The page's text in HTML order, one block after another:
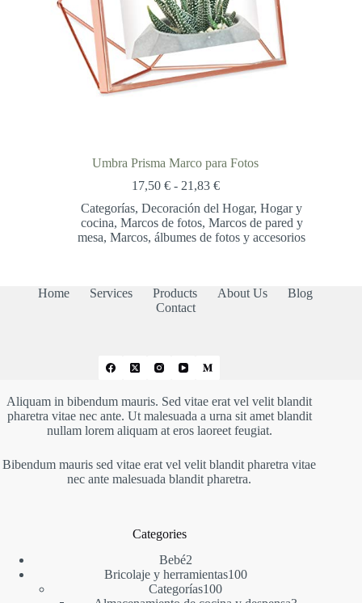
Umbra Prisma Marco para Fotos
17,50 € - 21,83 €Rango
precios:
desde
17,50 €
Categorías,Decoración del Hogar,Hogar y
cocina, Marcos de fotos, Marcos de pared y
mesa,Marcos, álbumes de fotos y accesorios
Home Services Products About Us
Blog
Contact
Aliquam in bibendum mauris. Sed vitae erat vel velit blandit
pharetra vitae nec ante. Ut malesuada a urna sit amet blandit
nullam lorem aliquam at eros laoreet feugiat.
Bibendum mauris sed vitae erat vel velit blandit pharetra vitae
nec ante malesuada blandit pharetra.
Categories
Bebé22
productos
Bricolaje y herramientas100100
Categorías100100